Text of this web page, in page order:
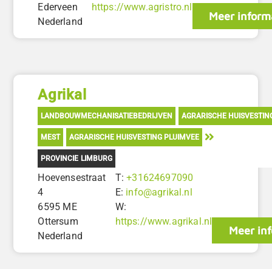
Ederveen
Nederland
https://www.agristro.nl
Meer
Agrikal
LANDBOUWMECHANISATIEBEDRIJVEN AGRARISCHE
MEST AGRARISCHE HUISVESTING PLUIMVEE
PROVINCIE LIMBURG
Hoevensestraat
4
6595 ME
Ottersum
Nederland
T:+31624697090
E: info@agrikal.nl
W:
https://www.agrikal.nl
Meer